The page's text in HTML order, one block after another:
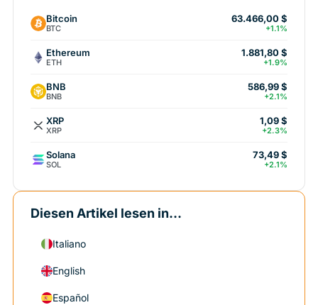
Bitcoin
BTC
63.466,00 $
+1.1%
Ethereum
ETH
1.881,80 $
+1.9%
BNB
BNB
586,99 $
+2.1%
XRP
XRP
1,09 $
+2.3%
Solana
SOL
73,49 $
+2.1%
Diesen Artikel lesen in...
Italiano
English
Español